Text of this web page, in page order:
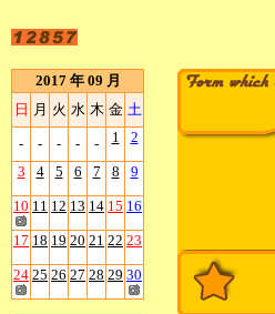
2017 年 09 月
日 月 火 水 木 金 土
- - - - - 1 2
3 4 5 6 7 8 9
10 11 12 13 14 15 16
17 18 19 20 21 22 23
24 25 26 27 28 29 30